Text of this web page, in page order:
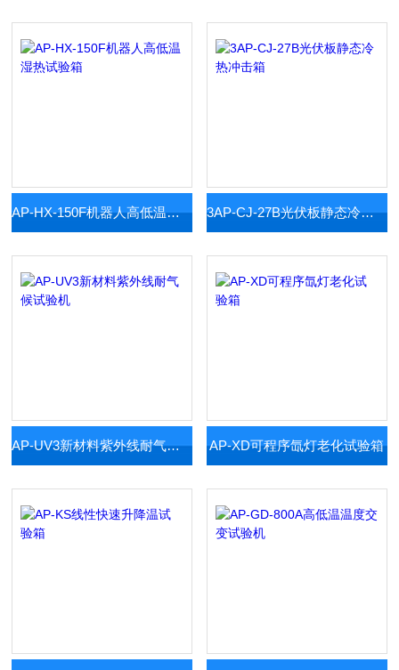
AP-HX-150F机器人高低温湿热试验箱 3AP-CJ-27B光伏板静态冷热冲击箱
AP-UV3新材料紫外线耐气候试验机 AP-XD可程序氙灯老化试验箱